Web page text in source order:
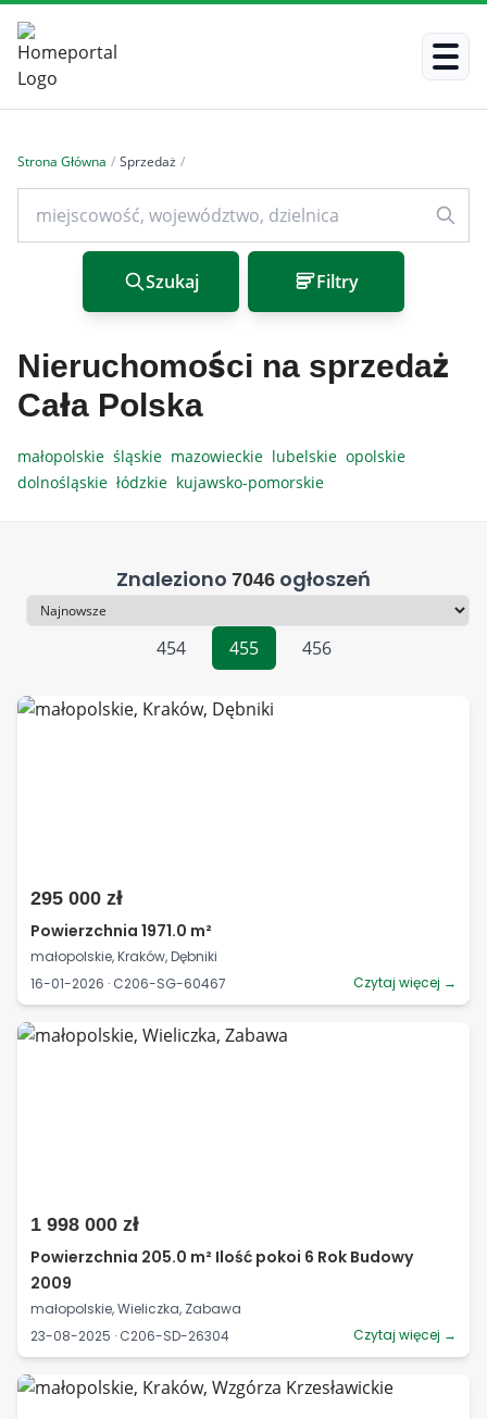
Strona Główna / Sprzedaż /
Szukaj Filtry
Nieruchomości na sprzedaż
Cała Polska
małopolskie śląskie mazowieckie lubelskie opolskie
dolnośląskie łódzkie kujawsko-pomorskie
Znaleziono 7046 ogłoszeń
Sortowanie
454
455 456
295 000 zł
Powierzchnia 1971.0 m²
małopolskie, Kraków, Dębniki
16-01-2026 · C206-SG-60467
Czytaj więcej →
1 998 000 zł
Powierzchnia 205.0 m² Ilość pokoi 6 Rok Budowy
2009
małopolskie, Wieliczka, Zabawa
23-08-2025 · C206-SD-26304
Czytaj więcej →